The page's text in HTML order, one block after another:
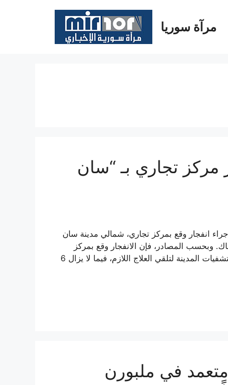
مرآة سوريا
في انفجار مركز تجاري بـ “سان
أشخاص، على الأقل، جراء انفجار وقع بمركز تجاري، شمالي مدينة سان
وبحسب المصادر، فإن الانفجار وقع بمركز
“جيجانت هول” التجاري، وأنه تم نقل 4 اشخاص إلى مستشفيات المدينة لتلقي العلاج اللازم، فيما لا يزال 6
في ملبورن